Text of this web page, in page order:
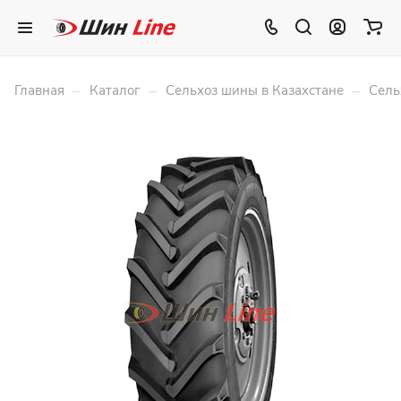
Главная – Каталог – Сельхоз шины в Казахстане –